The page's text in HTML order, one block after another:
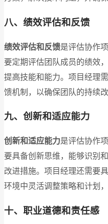
八、绩效评估和反馈
绩效评估和反馈是评估协作
要定期评估团队成员的绩效
提高技能和能力。项目经理
馈机制，以确保团队的持续改
九、创新和适应能力
创新和适应能力是评估协作
要具备创新思维，能够识别
改进措施。项目经理还需要
环境中灵活调整策略和计划
十、职业道德和责任感